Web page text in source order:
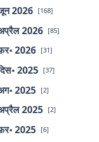
2026 [168]
2026 [85]
2026 [31]
2025 [37]
2025 [2]
2025 [2]
2025 [6]